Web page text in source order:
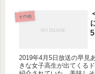
その他
2019年4月5日放送の早見
きな女子高生が出てくる